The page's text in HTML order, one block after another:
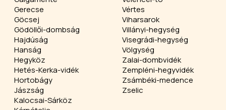
Gerecse
Göcsej
Gödöllői-dombság
Hajdúság
Hanság
Hegyköz
Hetés-Kerka-vidék
Hortobágy
Jászság
Kalocsai-Sárköz
Vértes
Viharsarok
Villányi-hegység
Visegrádi-hegység
Völgység
Zalai-dombvidék
Zempléni-hegyvidék
Zsámbéki-medence
Zselic